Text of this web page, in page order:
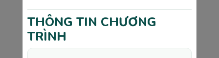
>>> Bạn có thể xem thêm: Các mốc khám thai
quan trọngmà mẹ bầu chắc chắn phải biết
THÔNG TIN CHƯƠNG
TRÌNH